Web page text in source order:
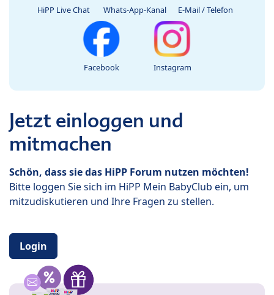
HiPP Live Chat Whats-App-Kanal E-Mail / Telefon
Facebook Instagram
Jetzt einloggen und
mitmachen
Schön, dass sie das HiPP Forum nutzen möchten!
Bitte loggen Sie sich im HiPP Mein BabyClub ein, um
mitzudiskutieren und Ihre Fragen zu stellen.
Login